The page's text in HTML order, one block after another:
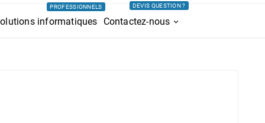
informatiques
PROFESSIONNELS
Contactez-nous
DEVIS QUESTION ?